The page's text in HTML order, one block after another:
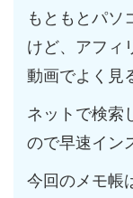
もともとパソ
けど、アフィ
動画でよく見
ネットで検索
ので早速イン
今回のメモ帳